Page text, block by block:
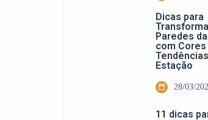
Dicas para
Paredes
com Cores
Estação
28/03/
11 dicas